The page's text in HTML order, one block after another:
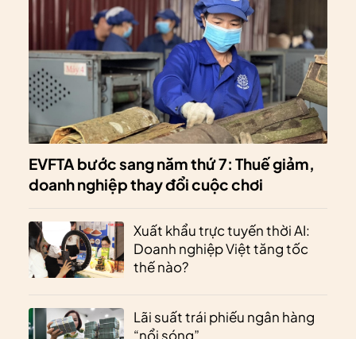
EVFTA bước sang năm thứ 7: Thuế giảm,
doanh nghiệp thay đổi cuộc chơi
Xuất khẩu trực tuyến thời AI:
Doanh nghiệp Việt tăng tốc
thế nào?
Lãi suất trái phiếu ngân hàng
“nổi sóng”